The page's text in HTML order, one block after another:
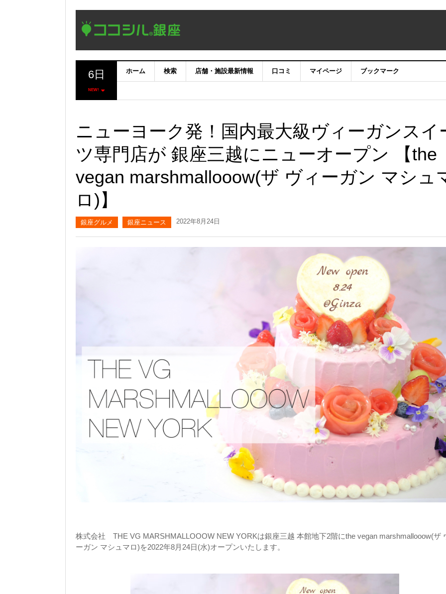
6日
NEW!
ホーム 検索 店舗・施設最新情報 口コミ マイページ ブックマーク
ニューヨーク発！国内最大級ヴィーガンスイ
ツ専門店が 銀座三越にニューオープン 【the
vegan marshmallooow(ザ ヴィーガン マシュ
ロ)】
銀座グルメ 銀座ニュース 2022年8月24日
株式会社 THE VG MARSHMALLOOOW NEW YORKは銀座三越 本館地下2階にthe vegan marshmallooow(ザ
ーガン マシュマロ)を2022年8月24日(水)オープンいたします。